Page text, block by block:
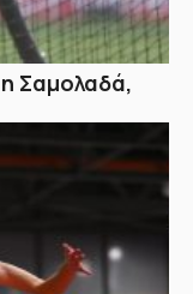
Σαμολαδά,